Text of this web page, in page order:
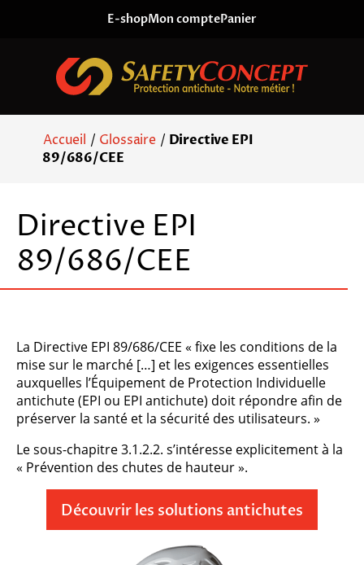
E-shopMon comptePanier
Accueil / Glossaire / Directive EPI
89/686/CEE
Directive EPI
89/686/CEE
La Directive EPI 89/686/CEE « fixe les conditions de la
mise sur le marché […] et les exigences essentielles
auxquelles l’Équipement de Protection Individuelle
antichute (EPI ou EPI antichute) doit répondre afin de
préserver la santé et la sécurité des utilisateurs. »
Le sous-chapitre 3.1.2.2. s’intéresse explicitement à la
« Prévention des chutes de hauteur ».
Découvrir les solutions antichutes